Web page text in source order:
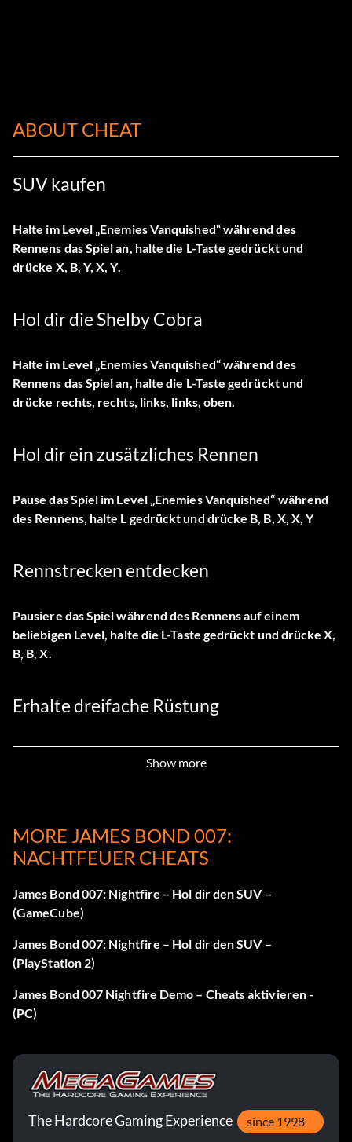
ABOUT CHEAT
SUV kaufen
Halte im Level „Enemies Vanquished“ während des
Rennens das Spiel an, halte die L-Taste gedrückt und
drücke X, B, Y, X, Y.
Hol dir die Shelby Cobra
Halte im Level „Enemies Vanquished“ während des
Rennens das Spiel an, halte die L-Taste gedrückt und
drücke rechts, rechts, links, links, oben.
Hol dir ein zusätzliches Rennen
Pause das Spiel im Level „Enemies Vanquished“ während
des Rennens, halte L gedrückt und drücke B, B, X, X, Y
Rennstrecken entdecken
Pausiere das Spiel während des Rennens auf einem
beliebigen Level, halte die L-Taste gedrückt und drücke X,
B, B, X.
Erhalte dreifache Rüstung
Pausiere das Spiel während des Rennens auf einem
beliebigen Level, halte die L-Taste gedrückt und drücke B,
Erhalte doppelte Rüstung
beliebigen Level, halte die L-Taste gedrückt und drücke B,
Y, X, B, B.
Erhalte 4-fache Rüstung
Pausiere das Spiel während des Rennens auf einem
Y, X, B, B, B, B.
Get Crazy Racing
Show more
MORE JAMES BOND 007:
NACHTFEUER CHEATS
James Bond 007: Nightfire – Hol dir den SUV –
(GameCube)
James Bond 007: Nightfire – Hol dir den SUV –
(PlayStation 2)
James Bond 007 Nightfire Demo – Cheats aktivieren -
(PC)
The Hardcore Gaming Experience since 1998